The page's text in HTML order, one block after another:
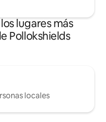
lugares más
Pollokshields
locales